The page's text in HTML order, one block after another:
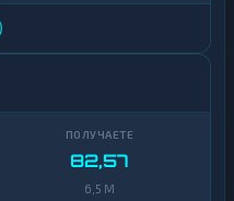
82,57
6,5 M